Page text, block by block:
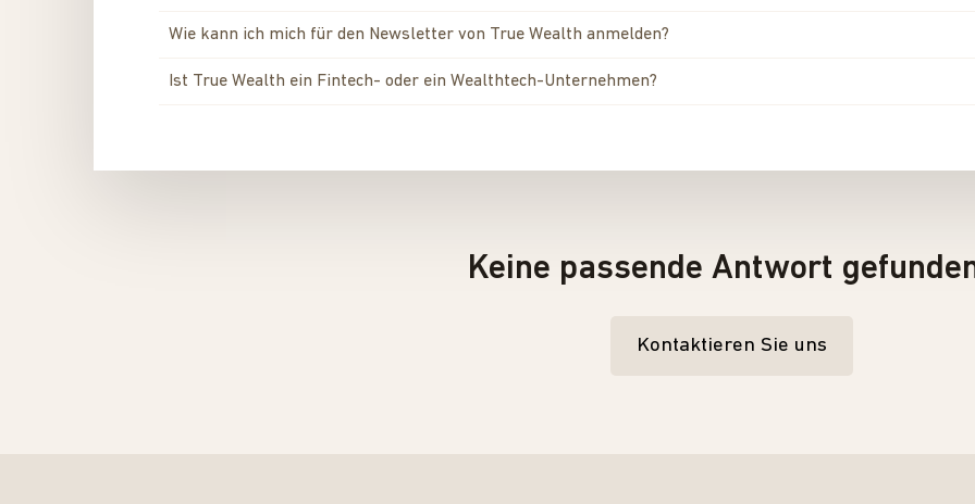
Wie kann ich mich für den Newsletter von True Wealth anmelden?
Ist True Wealth ein Fintech- oder ein Wealthtech-Unternehmen?
Keine passende Antwort
Kontaktieren Sie uns